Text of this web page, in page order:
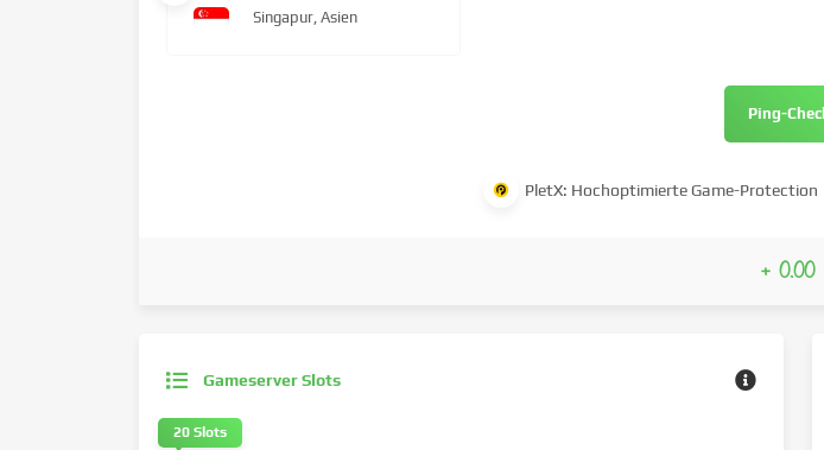
Gameserver Slots
20 Slots
Singapur, Asien
Ping-
PletX: Hochoptimierte Game-Protection
+